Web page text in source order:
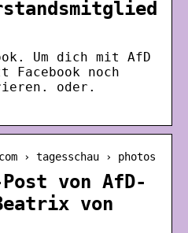
Um dich mit AfD
noch
oder.
› tagesschau › photos
Post von AfD-
von